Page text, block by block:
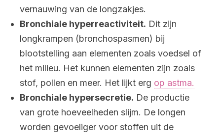
vernauwing van de longzakjes.
Bronchiale hyperreactiviteit. Dit zijn
longkrampen (bronchospasmen) bij
blootstelling aan elementen zoals voedsel of
het milieu. Het kunnen elementen zijn zoals
stof, pollen en meer. Het lijkt erg op astma.
Bronchiale hypersecretie. De productie
van grote hoeveelheden slijm. De longen
worden gevoeliger voor stoffen uit de